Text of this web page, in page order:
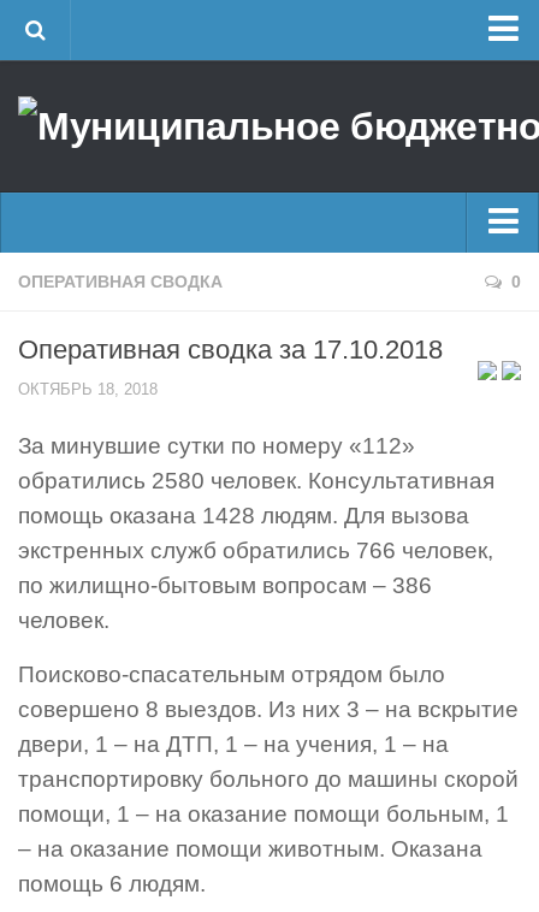
Об учреждении
Районные УГЗ
Поисково-спасательный отряд г. Уфы
Центр размещения пострадавших
Отчеты о реализации муниципальных программ
Документы
История
Виды деятельности
Памятки населению
Как стать спасателем
Уголок гражданской обороны
Пресс-центр
СМИ о нас
Главные новости
Оперативная сводка
Половодье
Купальный сезон
ОПЕРАТИВНАЯ СВОДКА 0
Оперативная сводка за 17.10.2018
ОКТЯБРЬ 18, 2018
За минувшие сутки по номеру «112»
обратились 2580 человек. Консультативная
помощь оказана 1428 людям. Для вызова
экстренных служб обратились 766 человек,
по жилищно-бытовым вопросам – 386
человек.
Поисково-спасательным отрядом было
совершено 8 выездов. Из них 3 – на вскрытие
двери, 1 – на ДТП, 1 – на учения, 1 – на
транспортировку больного до машины скорой
помощи, 1 – на оказание помощи больным, 1
– на оказание помощи животным. Оказана
помощь 6 людям.